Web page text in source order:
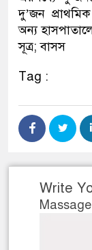
দু’জন
অন্য হাসপাতালে
সূত্র; বাসস
Tag :
Write